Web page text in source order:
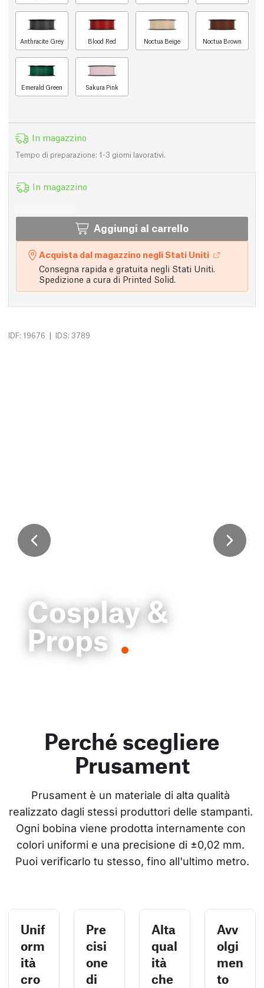
Anthracite Grey Blood Red Noctua Beige Noctua Brown
Emerald Green Sakura Pink
In magazzino
Tempo di preparazione: 1-3 giorni lavorativi.
In magazzino
Aggiungi al carrello
Acquista dal magazzino negli Stati Uniti
Consegna rapida e gratuita negli Stati Uniti.
Spedizione a cura di Printed Solid.
IDF: 19676 | IDS: 3789
Cosplay &
Props
Perché scegliere
Prusament
Prusament è un materiale di alta qualità
realizzato dagli stessi produttori delle stampanti.
Ogni bobina viene prodotta internamente con
colori uniformi e una precisione di ±0,02 mm.
Puoi verificarlo tu stesso, fino all'ultimo metro.
Unif
orm
ità
cro
Pre
cisi
one
di
Alta
qual
ità
che
Avv
olgi
men
to